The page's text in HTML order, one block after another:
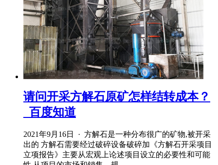
请问开采方解石原矿怎样结转成本？
_百度知道
2021年9月16日 · 方解石是一种分布很广的矿物,被开采
出的 方解石需要经过破碎设备破碎加《方解石开采项目
立项报告》主要从宏观上论述项目设立的必要性和可能